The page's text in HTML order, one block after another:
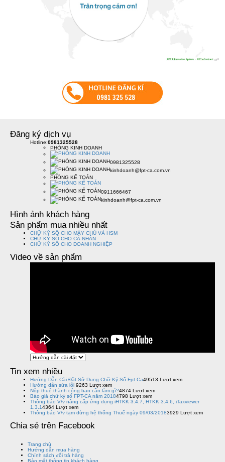
Đăng ký dịch vụ
Hotline:0981325528
PHÒNG KINH DOANH
0981325528
kinhdoanh@fpt-ca.com.vn
PHÒNG KẾ TOÁN
0911666467
kinhdoanh@fpt-ca.com.vn
Hình ảnh khách hàng
Sản phẩm mua nhiều nhất
CHỮ KÝ SỐ CHO MÁY CHỦ VÀ HSM
CHỮ KÝ SỐ CHO CÁ NHÂN
CHỮ KÝ SỐ CHO DOANH NGHIỆP
Video về sản phẩm
Tin xem nhiều
Hướng Dẫn Cài Đặt Sử Dụng Chữ Ký Số Fpt Ca49513 Lượt xem
Hướng dẫn sửa lỗi 9263 Lượt xem
Nộp thuế thành công bạn cần làm gì?4874 Lượt xem
Báo giá chữ ký số FPT-CA năm 20184798 Lượt xem
Thông báo V/v nâng cấp ứng dụng iHTKK 3.4.7, HTKK 3.4.6, iTaxviewer
1.3.14364 Lượt xem
Thông báo V/v tạm dừng hệ thống Thuế ngày 09/03/20183929 Lượt xem
Chia sẻ trên Facebook
Trang chủ
Hướng dẫn mua hàng
Chính sách đổi trả hàng
Bảo mật thông tin khách hàng